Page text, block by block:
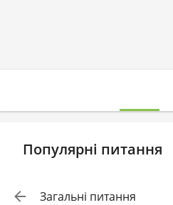
Популярні питання
Загальні питання